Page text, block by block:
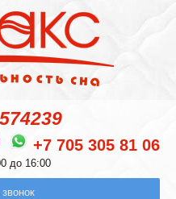
+7 705 305 81 06
до 16:00